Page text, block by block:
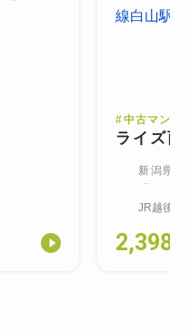
#中古マンシ
ライズ西
新潟県新
JR越後線
2,398